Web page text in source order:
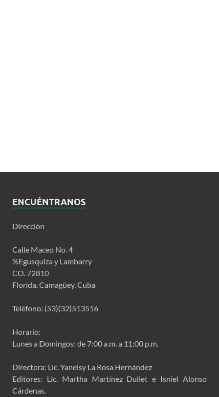
ENCUÉNTRANOS
Dirección
Calle Maceo No. 4
%Egusquiza y Lambarry
CO. 72810
Florida, Camagüey, Cuba
Teléfono: (53)(32)513516
Horario:
Lunes a Domingos: de 7:00 a.m. a 11:00 p.m.
Directora: Lic. Yaneisy La Rosa Hernández
Editores: Lic. Martha Martínez Duliet e Isniel Alonso
Cárdenas.